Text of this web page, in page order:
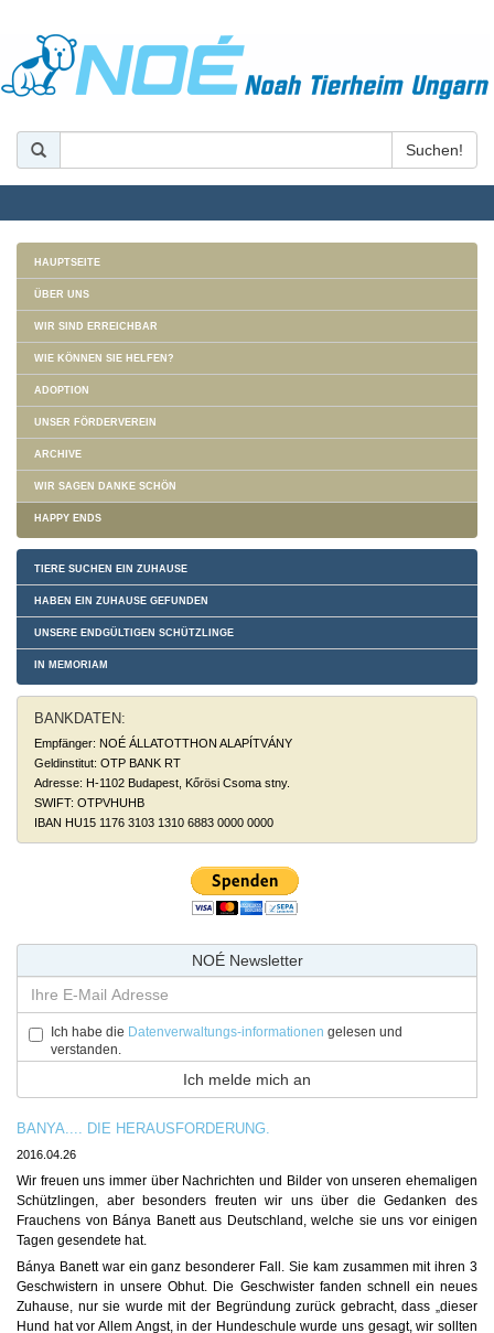
HAUPTSEITE
ÜBER UNS
WIR SIND ERREICHBAR
WIE KÖNNEN SIE HELFEN?
ADOPTION
UNSER FÖRDERVEREIN
ARCHIVE
WIR SAGEN DANKE SCHÖN
HAPPY ENDS
TIERE SUCHEN EIN ZUHAUSE
HABEN EIN ZUHAUSE GEFUNDEN
UNSERE ENDGÜLTIGEN SCHÜTZLINGE
IN MEMORIAM
BANKDATEN:
Empfänger: NOÉ ÁLLATOTTHON ALAPÍTVÁNY
Geldinstitut: OTP BANK RT
Adresse: H-1102 Budapest, Kőrösi Csoma stny.
SWIFT: OTPVHUHB
IBAN HU15 1176 3103 1310 6883 0000 0000
NOÉ Newsletter
Ich habe die Datenverwaltungs-informationen gelesen und
verstanden.
BANYA.... DIE HERAUSFORDERUNG.
2016.04.26
Wir freuen uns immer über Nachrichten und Bilder von unseren ehemaligen
Schützlingen, aber besonders freuten wir uns über die Gedanken des
Frauchens von Bánya Banett aus Deutschland, welche sie uns vor einigen
Tagen gesendete hat.
Bánya Banett war ein ganz besonderer Fall. Sie kam zusammen mit ihren 3
Geschwistern in unsere Obhut. Die Geschwister fanden schnell ein neues
Zuhause, nur sie wurde mit der Begründung zurück gebracht, dass „dieser
Hund hat vor Allem Angst, in der Hundeschule wurde uns gesagt, wir sollten